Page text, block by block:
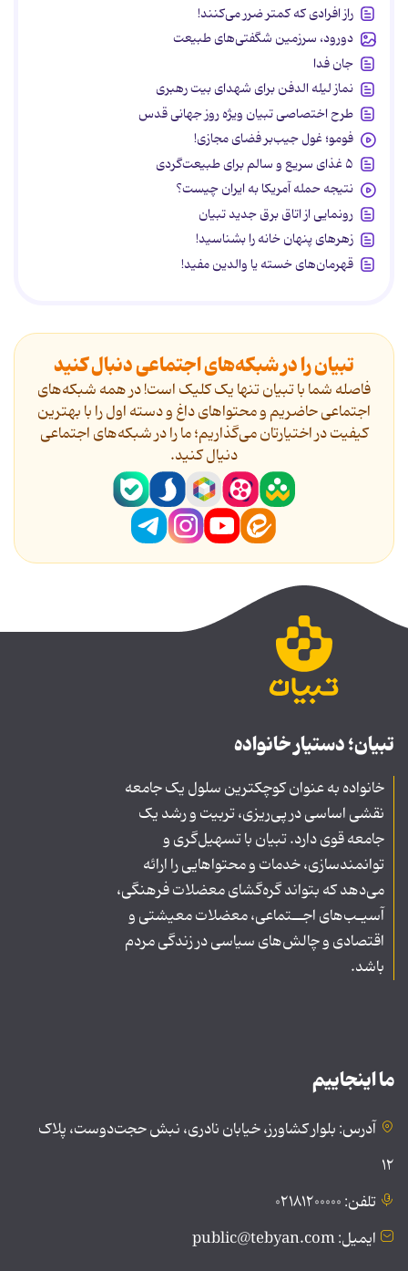
راز افرادی که کمتر ضرر می‌کنند!
دورود، سرزمین شگفتی‌های طبیعت
جان فدا
نماز لیله الدفن برای شهدای بیت رهبری
طرح اختصاصی تبیان ویژه روز جهانی قدس
فومو؛ غول جیب‌بر فضای مجازی!
۵ غذای سریع و سالم برای طبیعت‌گردی
نتیجه حمله آمریکا به ایران چیست؟
رونمایی از اتاق برق جدید تبیان
زهرهای پنهان خانه را بشناسید!
قهرمان‌های خسته یا والدین مفید!
تبیان را در شبکه‌های اجتماعی دنبال کنید
فاصله شما با تبیان تنها یک کلیک است! در همه شبکه‌های
اجتماعی حاضریم و محتواهای داغ و دسته اول را با بهترین
کیفیت در اختیارتان می‌گذاریم؛ ما را در شبکه‌های اجتماعی
دنیال کنید.
تبیان؛ دستیار خانواده
خانواده به عنوان کوچکترین سلول یک جامعه
نقشی اساسی در پی‌ریزی، تربیت و رشد یک
جامعه قوی دارد. تبیان با تسهیل‌گری و
توانمندسازی، خدمات و محتواهایی را ارائه
می‌دهد که بتواند گره‌گشای معضلات فرهنگی،
آسیـب‌های اجــتماعی، معضلات معیشتی و
اقتصادی و چالش‌های سیاسی در زندگی مردم
باشد.
ما اینجاییم
آدرس: بلوار کشاورز، خیابان نادری، نبش حجت‌دوست، پلاک
۱۲
تلفن: ۰۲۱۸۱۲۰۰۰۰۰
ایمیل: public@tebyan.com